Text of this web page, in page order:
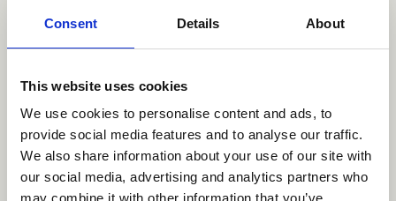
Consent Details About
This website uses cookies
We use cookies to personalise content and ads, to
provide social media features and to analyse our traffic.
We also share information about your use of our site with
our social media, advertising and analytics partners who
may combine it with other information that you’ve
Kouluttajavastaavan materiaali
Osaamisen varmistamiseksi ja ylläpitämiseksi on toimijoita
tuekseen on luotu
oma koulutusvastaavan koulutusmateriaali,jossa
painopiste on erityisesti Terapianavigaattorin ja
ensijäsennyksen käyttöönotossa ja ohjatussa
omahoidossa koulutuksen (erityisesti taitopajojen)